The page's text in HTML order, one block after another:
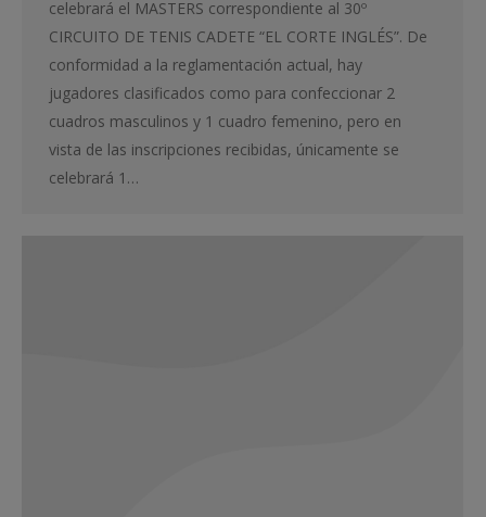
celebrará el MASTERS correspondiente al 30º
CIRCUITO DE TENIS CADETE “EL CORTE INGLÉS”. De
conformidad a la reglamentación actual, hay
jugadores clasificados como para confeccionar 2
cuadros masculinos y 1 cuadro femenino, pero en
vista de las inscripciones recibidas, únicamente se
celebrará 1…